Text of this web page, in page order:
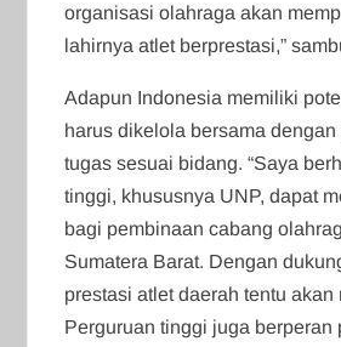
organisasi olahraga akan
lahirnya atlet berprestasi,”
Adapun Indonesia memiliki
harus dikelola bersama
tugas sesuai bidang. “Saya
tinggi, khususnya UNP, dapat
bagi pembinaan cabang
Sumatera Barat. Dengan
prestasi atlet daerah tentu akan
Perguruan tinggi juga berperan